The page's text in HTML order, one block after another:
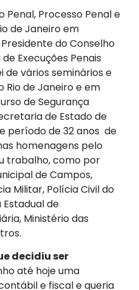
Penal, Processo Penal e
de Janeiro em
do Conselho
Execuções Penais
de vários seminários e
Rio de Janeiro e em
de Segurança
de Estado de
período de 32 anos de
homenagens pelo
trabalho, como por
de Campos,
Militar, Polícia Civil do
Estadual de
Ministério das
decidiu ser
até hoje uma
e fiscal e queria